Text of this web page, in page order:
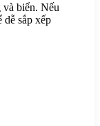
biển. Nếu
dễ sắp xếp